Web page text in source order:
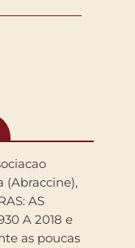
(Abraccine),
AS
A 2018 e
as poucas